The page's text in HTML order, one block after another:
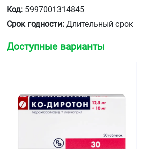
Код: 5997001314845
Срок годности: Длительный срок
Доступные варианты